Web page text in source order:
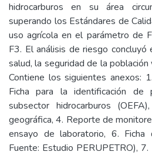
hidrocarburos en su área
superando los Estándares de
uso agrícola en el parámetro de
F3. El análisis de riesgo concluyó
salud, la seguridad de la
Contiene los siguientes anexos:
Ficha para la identificación
subsector hidrocarburos
geográfica, 4. Reporte de
ensayo de laboratorio, 6. Ficha
Fuente: Estudio PERUPETRO),